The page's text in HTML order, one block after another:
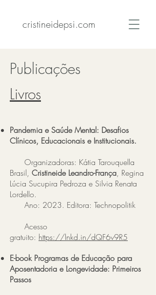
cristineidepsi.com
Publicações
Livros
Pandemia e Saúde Mental: Desafios
Clínicos, Educacionais e Institucionais.
Organizadoras: Kátia Tarouquella
Brasil, CristineideLeandro-França, Regina
Lúcia Sucupira Pedroza e Silvia Renata
Lordello.
Ano: 2023. Editora: Technopolitik
Acesso
gratuito: https://lnkd.in/dQF6v9R5
E-book Programas de Educação para
Aposentadoria e Longevidade: Primeiros
Passos